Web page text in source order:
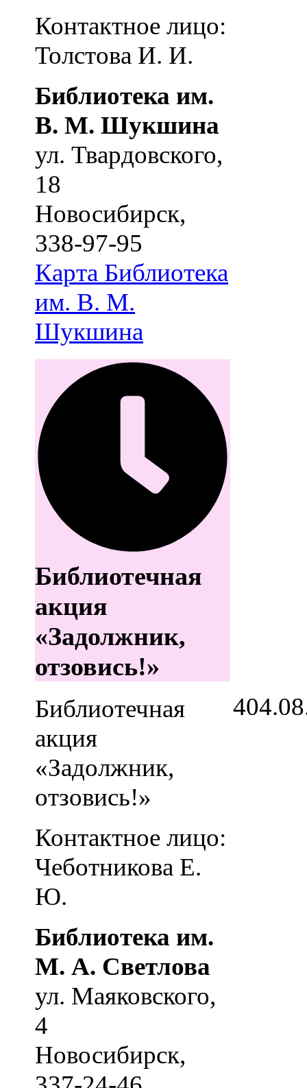
Контактное лицо:
Толстова И. И.
Библиотека им.
В. М. Шукшина
ул. Твардовского,
18
Новосибирск,
338-97-95
Карта Библиотека
им. В. М.
Шукшина
Библиотечная
акция
«Задолжник,
отзовись!»
Библиотечная
акция
«Задолжник,
отзовись!»
Контактное лицо:
Чеботникова Е.
Ю.
Библиотека им.
М. А. Светлова
ул. Маяковского,
4
Новосибирск,
4